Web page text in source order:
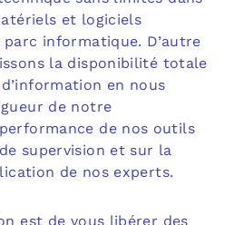
et logiciels
informatique. D’autre
la disponibilité totale
en nous
de notre
de nos outils
supervision et sur la
de nos experts.
est de vous libérer des